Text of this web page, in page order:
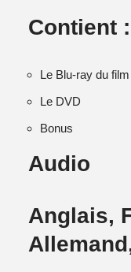
Contient :
Le Blu-ray du film
Le DVD
Bonus
Audio
Anglais,